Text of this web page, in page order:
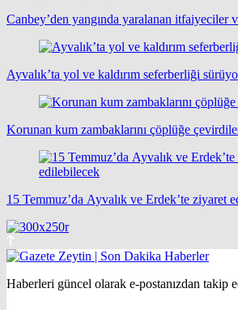
Canbey’den yangında yaralanan itfaiyeciler
Ayvalık’ta yol ve kaldırım seferberliği
Korunan kum zambaklarını çöplüğe
15 Temmuz’da Ayvalık ve Erdek’te ziyaret
Haberleri güncel olarak e-postanızdan takip